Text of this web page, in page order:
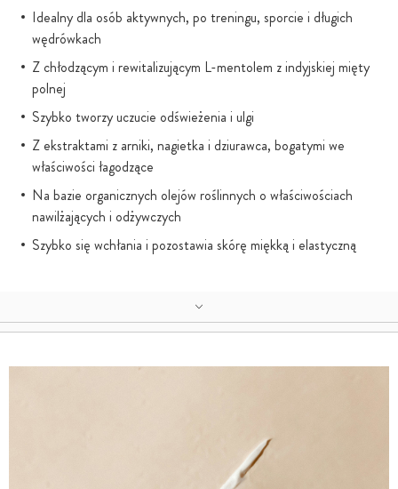
Idealny dla osób aktywnych, po treningu, sporcie i długich
wędrówkach
Z chłodzącym i rewitalizującym L-mentolem z indyjskiej mięty
polnej
Szybko tworzy uczucie odświeżenia i ulgi
Z ekstraktami z arniki, nagietka i dziurawca, bogatymi we
właściwości łagodzące
Na bazie organicznych olejów roślinnych o właściwościach
nawilżających i odżywczych
Szybko się wchłania i pozostawia skórę miękką i elastyczną